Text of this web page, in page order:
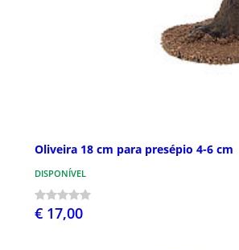
Oliveira 18 cm para presépio 4-6 cm
DISPONÍVEL
€ 17,00